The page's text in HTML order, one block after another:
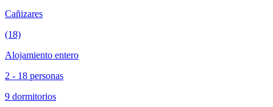
Cañizares
(18)
Alojamiento entero
2 - 18 personas
9 dormitorios